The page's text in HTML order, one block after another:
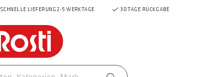
SCHNELLE LIEFERUNG 2-5 WERKTAGE 30 TAGE RÜCKGABE